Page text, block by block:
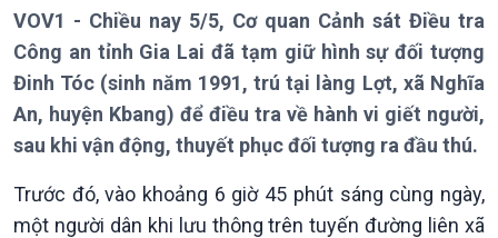
Thời sự 6h
Thời sự 12h
Thời sự 18h
Thời sự 21h30
Bản tin
Chuyên mục
VOV1 - Chiều nay 5/5, Cơ quan Cảnh sát Điều tra
Công an tỉnh Gia Lai đã tạm giữ hình sự đối tượng
Đinh Tóc (sinh năm 1991, trú tại làng Lợt, xã Nghĩa
An, huyện Kbang) để điều tra về hành vi giết người,
sau khi vận động, thuyết phục đối tượng ra đầu thú.
Trước đó, vào khoảng 6 giờ 45 phút sáng cùng ngày,
một người dân khi lưu thông trên tuyến đường liên xã